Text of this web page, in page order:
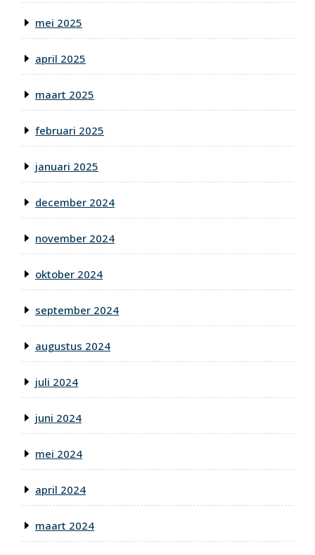
mei 2025
april 2025
maart 2025
februari 2025
januari 2025
december 2024
november 2024
oktober 2024
september 2024
augustus 2024
juli 2024
juni 2024
mei 2024
april 2024
maart 2024